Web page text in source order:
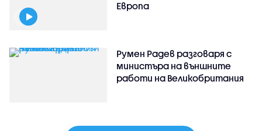
Европа
Румен Радев разговаря с
министъра на външните
работи на Великобритания